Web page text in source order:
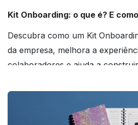
Kit Onboarding: o que é? E
Descubra como um Kit
da empresa, melhora a
colaboradores e ajuda a